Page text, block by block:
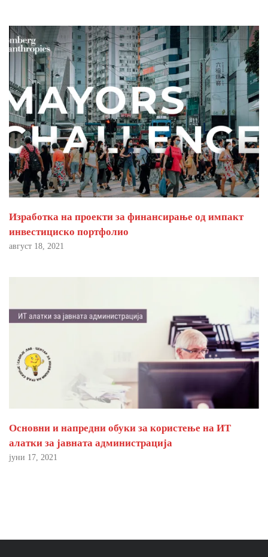
Изработка на проекти за финансирање од импакт
инвестициско портфолио
август 18, 2021
Основни и напредни обуки за користење на ИТ
алатки за јавната администрација
јуни 17, 2021